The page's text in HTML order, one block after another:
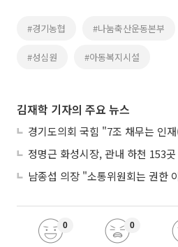
#경기농협 #나눔축산운동본부
#성심원 #아동복지시설
김재학 기자의 주요 뉴스
0 0